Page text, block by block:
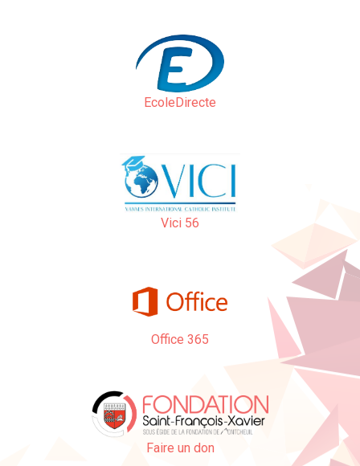
EcoleDirecte
Vici 56
Office 365
Faire un don